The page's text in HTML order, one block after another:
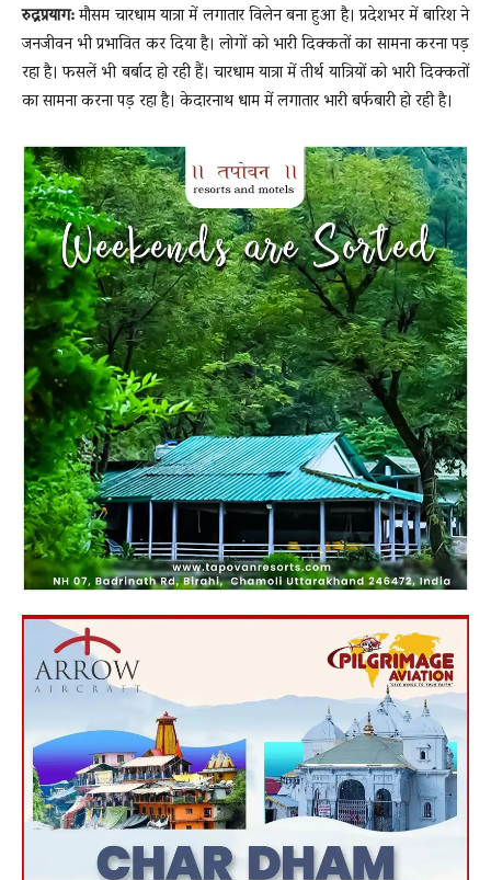
रुद्रप्रयाग:मौसम चारधाम यात्रा में लगातार विलेन बना हुआ है। प्रदेशभर में बारिश ने
जनजीवन भी प्रभावित कर दिया है। लोगों को भारी दिक्कतों का सामना करना पड़
रहा है। फसलें भी बर्बाद हो रही हैं। चारधाम यात्रा में तीर्थ यात्रियों को भारी दिक्कतों
का सामना करना पड़ रहा है। केदारनाथ धाम में लगातार भारी बर्फबारी हो रही है।